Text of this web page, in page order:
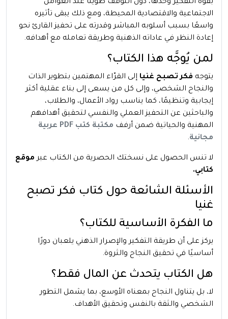
بقوة التفكير وحدها، دون التوقف طويلًا عند العوامل
الاجتماعية والاقتصادية المحيطة، ومع ذلك يبقى تأثيره
واسعًا بسبب أسلوبه المباشر وقدرته على تحفيز القارئ نحو
إعادة النظر في عاداته الذهنية وطريقة تعامله مع أهدافه.
لمن يُوجَّه هذا الكتاب؟
يتوجه فكر تصبح غنيا إلى القرّاء المهتمين بتطوير الذات
والنجاح الشخصي، وإلى كل من يسعى إلى بناء عقلية أكثر
إيجابية وتنظيمًا، كما يناسب رواد الأعمال، والطلاب،
والباحثين عن التحفيز العملي والنفسي لتحقيق أهدافهم
المهنية والحياتية ضمن أرفف
مكتبة كتب PDF عربية
مجانية.
لا تنس الحصول على نسختك الحصرية من الكتاب عبرموقع
كتابي.
الأسئلة الشائعة حول كتاب فكر تصبح
غنيا
ما الفكرة الأساسية للكتاب؟
يركز على أن طريقة التفكير والإصرار الذهني يلعبان دورًا
أساسيًا في تحقيق النجاح والثروة.
هل الكتاب يتحدث عن المال فقط؟
لا، بل يتناول النجاح بمعناه الأوسع، بما يشمل التطور
الشخصي والثقة بالنفس وتحقيق الأهداف.